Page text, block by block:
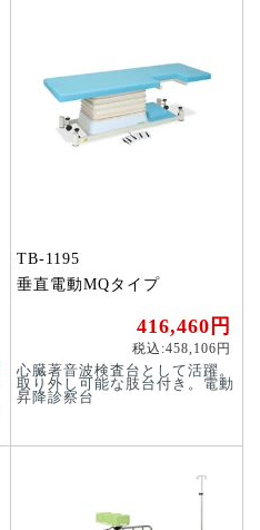
TB-1195
垂直電動MQタイプ
416,460円
税込:458,106円
心臓著音波検査台として活躍。
取り外し可能な肢台付き。電動
昇降診察台